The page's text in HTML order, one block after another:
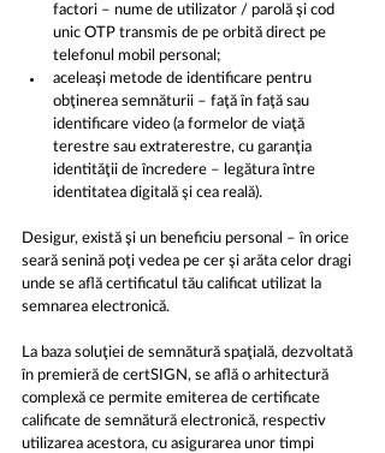
factori – nume de utilizator / parolă şi cod
unic OTP transmis de pe orbită direct pe
telefonul mobil personal;
aceleaşi metode de identificare pentru
obţinerea semnăturii – faţă în faţă sau
identificare video (a formelor de viaţă
terestre sau extraterestre, cu garanţia
identităţii de încredere – legătura între
identitatea digitală şi cea reală).
Desigur, există şi un beneficiu personal – în orice
seară senină poţi vedea pe cer şi arăta celor dragi
unde se află certificatul tău calificat utilizat la
semnarea electronică.
La baza soluţiei de semnătură spaţială, dezvoltată
în premieră de certSIGN, se află o arhitectură
complexă ce permite emiterea de certificate
calificate de semnătură electronică, respectiv
utilizarea acestora, cu asigurarea unor timpi